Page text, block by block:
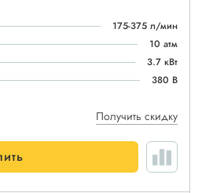
175-375 л/мин
10 атм
3.7 кВт
380 В
Получить скидку